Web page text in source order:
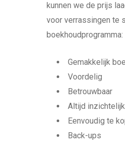
kunnen we de prijs
voor verrassingen te
boekhoudprogramma:
Gemakkelijk
Voordelig
Betrouwbaar
Altijd inzichtelijk
Eenvoudig te
Back-ups